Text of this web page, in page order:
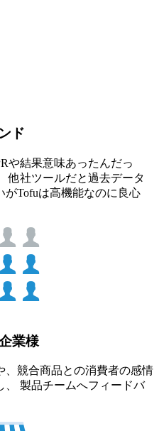
ド
や結果意味あったんだっ
他社ツールだと過去データ
がTofuは高機能なのに良心
業様
、競合商品との消費者の感情
、 製品チームへフィードバ